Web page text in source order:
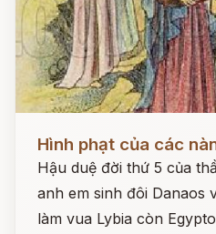
Hình phạt của các
Hậu duệ đời thứ 5 của
anh em sinh đôi Danaos
làm vua Lybia còn